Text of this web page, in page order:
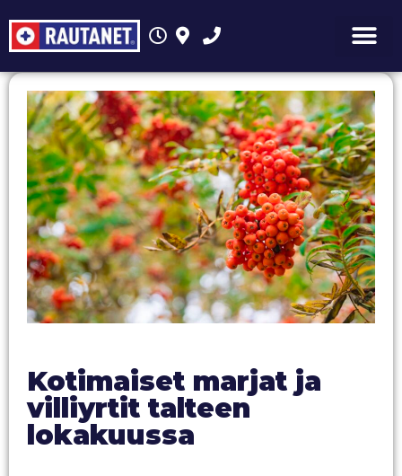
Kotimaiset marjat ja
villiyrtit talteen
lokakuussa